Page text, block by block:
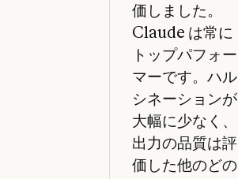
価しました。
Claude は常に
トップパフォー
マーです。ハル
シネーションが
大幅に少なく、
出力の品質は評
価した他のどの